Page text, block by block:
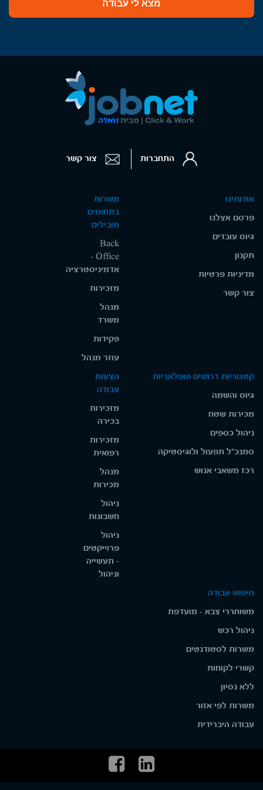
אודותינו
פרסם אצלנו
גיוס עובדים
תקנון
מדיניות פרטיות
צור קשר
משרות
בתחומים
מובילים
Back
Office -
אדמיניסטרציה
מזכירות
מנהל
משרד
פקידות
עוזר מנהל
קטגוריות דרושים פופלאריות
גיוס והשמה
מכירות שטח
ניהול כספים
סמנכ"ל תפעול ולוגיסטיקה
רכז משאבי אנוש
הצעות
עבודה
מזכירות
בכירה
מזכירות
רפואית
מנהל
מכירות
ניהול
חשבונות
ניהול
פרוייקטים
- תעשייה
וניהול
חיפוש עבודה
משוחררי צבא - מועדפת
ניהול רכש
משרות לסטודנטים
קשרי לקוחות
ללא נסיון
משרות לפי אזור
עבודה היברידית